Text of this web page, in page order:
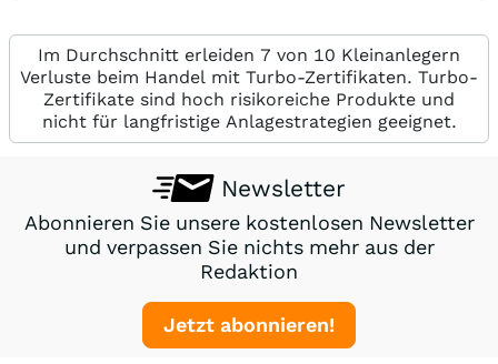
Im Durchschnitt erleiden 7 von 10 Kleinanlegern
Verluste beim Handel mit Turbo-Zertifikaten. Turbo-
Zertifikate sind hoch risikoreiche Produkte und
nicht für langfristige Anlagestrategien geeignet.
Newsletter
Abonnieren Sie unsere kostenlosen Newsletter
und verpassen Sie nichts mehr aus der
Redaktion
Jetzt abonnieren!